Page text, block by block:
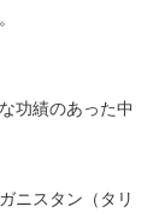
功績のあった中
ニスタン（タリ